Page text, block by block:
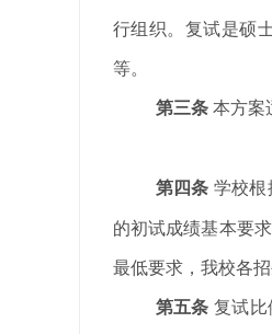
行组织。复试是硕
等。
第三条 本方案
第四条 学校根
的初试成绩基本要
最低要求，我校各
第五条 复试比